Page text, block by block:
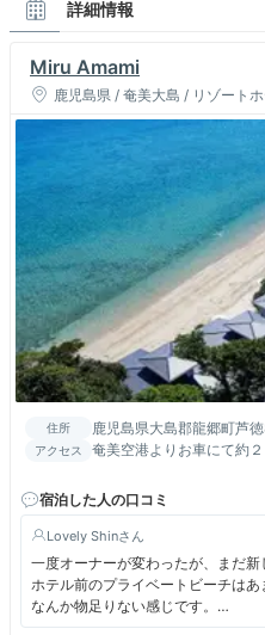
詳細情報
Miru Amami
鹿児島県 / 奄美大島 / リゾート
住所 鹿児島県大島郡龍郷町芦
アクセス 奄美空港よりお車にて約
宿泊した人の口コミ
Lovely Shin
一度オーナーが変わったが、まだ新
ホテル前のプライベートビーチは
なんか物足りない感じです。